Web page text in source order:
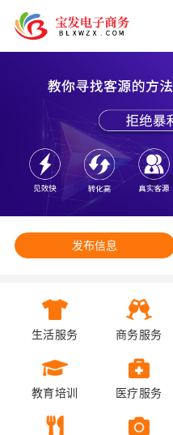
发布信息
生活服务 商务服务
教育培训 医疗服务